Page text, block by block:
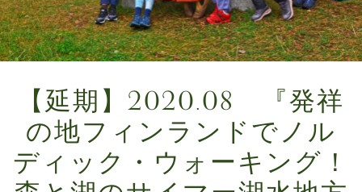
【延期】2020.08 『発祥
の地フィンランドでノル
ディック・ウォーキング！